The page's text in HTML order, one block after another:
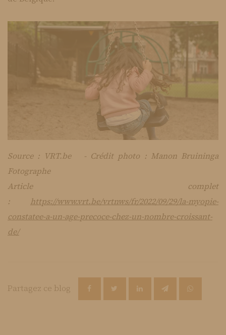
Source : VRT.be - Crédit photo : Manon Bruininga
Fotographe
Article complet
: https://www.vrt.be/vrtnws/fr/2022/09/29/la-myopie-
constatee-a-un-age-precoce-chez-un-nombre-croissant-
de/
Partagez ce blog